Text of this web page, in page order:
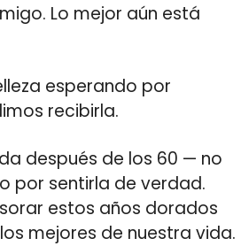
Lo mejor aún está
esperando por
recibirla.
después de los 60 — no
por sentirla de verdad.
estos años dorados
mejores de nuestra vida.